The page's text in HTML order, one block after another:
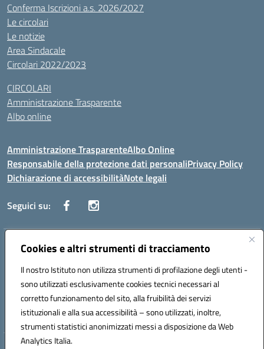
Cookies e altri strumenti di tracciamento
Il nostro Istituto non utilizza strumenti di profilazione degli utenti -
sono utilizzati esclusivamente cookies tecnici necessari al
corretto funzionamento del sito, alla fruibilità dei servizi
istituzionali e alla sua accessibilità – sono utilizzati, inoltre,
strumenti statistici anonimizzati messi a disposizione da Web
Analytics Italia.
Conferma Iscrizioni a.s. 2026/2027
Le circolari
Le notizie
Area Sindacale
Circolari 2022/2023
CIRCOLARI
Amministrazione Trasparente
Albo online
Amministrazione TrasparenteAlbo Online
Responsabile della protezione dati personaliPrivacy Policy
Dichiarazione di accessibilitàNote legali
Seguici su:
Indirizzo:Corso Vittorio Emanuele, 27 90133 - Palermo
Posta elettronica certificata (PEC):pais03600r@pec.istruzione.it
Codice fiscale: 97308550827
Codice meccanografico: PAIS03600R